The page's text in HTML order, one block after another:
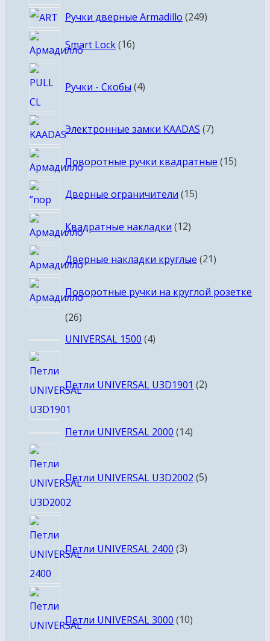
Ручки дверные Armadillo 249249
Smart Lock 1616
Ручки - Скобы 4товара
Электронные замки KAADAS 77
Поворотные ручки квадратные 1515
Дверные ограничители 1515
Квадратные накладки 1212
Дверные накладки круглые 2121
Поворотные ручки на круглой розетке
2626
товаров
UNIVERSAL 1500 44
Петли UNIVERSAL U3D1901 2товара
Петли UNIVERSAL 2000 1414
Петли UNIVERSAL U3D2002 5товаров
Петли UNIVERSAL 2400 3товара
Петли UNIVERSAL 3000 10товаров